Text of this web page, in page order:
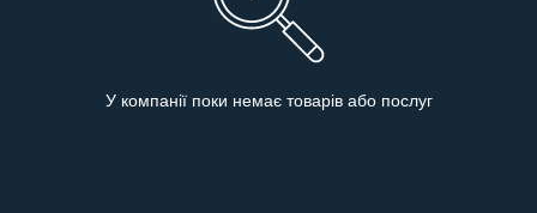
У компанії поки немає товарів або послуг